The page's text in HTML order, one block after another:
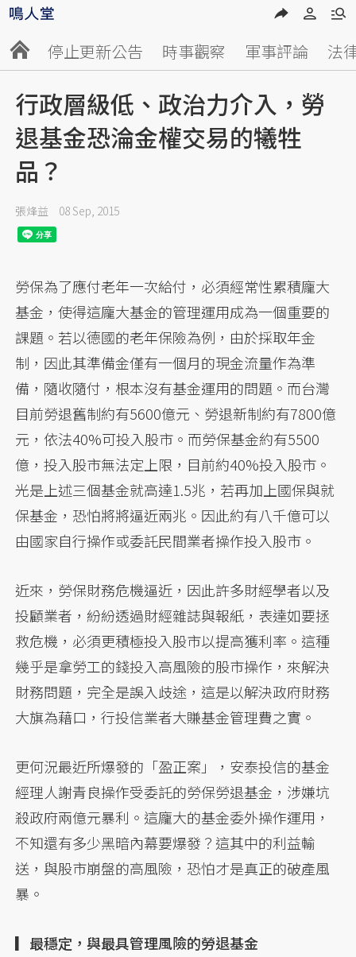
停止更新公告 時事觀察 軍事評論 法
行政層級低、政治力介入，勞
退基金恐淪金權交易的犧牲
品？
張烽益 08 Sep, 2015
勞保為了應付老年一次給付，必須經常性累積龐大
基金，使得這龐大基金的管理運用成為一個重要的
課題。若以德國的老年保險為例，由於採取年金
制，因此其準備金僅有一個月的現金流量作為準
備，隨收隨付，根本沒有基金運用的問題。而台灣
目前勞退舊制約有5600億元、勞退新制約有7800億
元，依法40%可投入股市。而勞保基金約有5500
億，投入股市無法定上限，目前約40%投入股市。
光是上述三個基金就高達1.5兆，若再加上國保與就
保基金，恐怕將將逼近兩兆。因此約有八千億可以
由國家自行操作或委託民間業者操作投入股市。
近來，勞保財務危機逼近，因此許多財經學者以及
投顧業者，紛紛透過財經雜誌與報紙，表達如要拯
救危機，必須更積極投入股市以提高獲利率。這種
幾乎是拿勞工的錢投入高風險的股市操作，來解決
財務問題，完全是誤入歧途，這是以解決政府財務
大旗為藉口，行投信業者大賺基金管理費之實。
更何況最近所爆發的「盈正案」，安泰投信的基金
經理人謝青良操作受委託的勞保勞退基金，涉嫌坑
殺政府兩億元暴利。這龐大的基金委外操作運用，
不知還有多少黑暗內幕要爆發？這其中的利益輸
送，與股市崩盤的高風險，恐怕才是真正的破產風
暴。
▎最穩定，與最具管理風險的勞退基金